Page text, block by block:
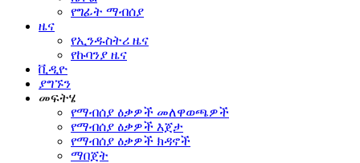
የግፊት ማብሰያ
ዜና
የኢንዱስትሪ ዜና
የኩባንያ ዜና
ቪዲዮ
ያግኙን
መፍትሄ
የማብሰያ ዕቃዎች መለዋወጫዎች
የማብሰያ ዕቃዎች እጀታ
የማብሰያ ዕቃዎች ክዳኖች
ማበጀት